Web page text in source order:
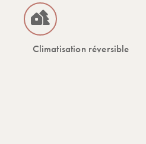
Climatisation réversible